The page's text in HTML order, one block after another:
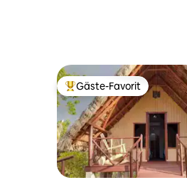
Beliebter Gäste-Favorit.
Gäste-Favorit